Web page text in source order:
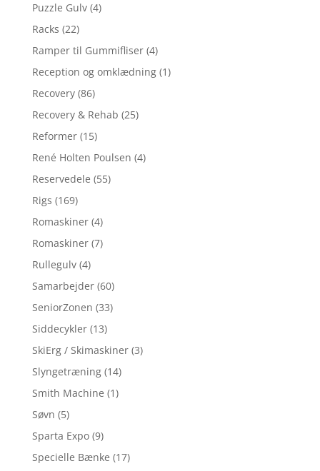
Puzzle Gulv (4)
Racks (22)
Ramper til Gummifliser (4)
Reception og omklædning (1)
Recovery (86)
Recovery & Rehab (25)
Reformer (15)
René Holten Poulsen (4)
Reservedele (55)
Rigs (169)
Romaskiner (4)
Romaskiner (7)
Rullegulv (4)
Samarbejder (60)
SeniorZonen (33)
Siddecykler (13)
SkiErg / Skimaskiner (3)
Slyngetræning (14)
Smith Machine (1)
Søvn (5)
Sparta Expo (9)
Specielle Bænke (17)